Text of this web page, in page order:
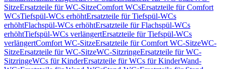
SitzeErsatzteile für WC-SitzeComfort WCsErsatzteile für Comfort
WCsTiefspül-WCs erhöhtErsatzteile für Tiefspül-WCs
erhöhtFlachspül-WCs erhöhtErsatzteile für Flachspül-WCs
erhöhtTiefspül-WCs verlängertErsatzteile für Tiefspül-WCs
verlängertComfort WC-SitzeErsatzteile für Comfort WC-SitzeWC-
SitzeErsatzteile für WC-SitzeWC-SitzringeErsatzteile für WC-
SitzringeWCs für KinderErsatzteile für WCs für KinderWand-